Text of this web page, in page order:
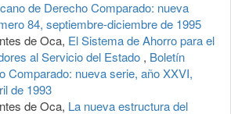
de Derecho Comparado: nueva
84, septiembre-diciembre de 1995
de Oca, El Sistema de Ahorro para el
al Servicio del Estado , Boletín
Comparado: nueva serie, año XXVI,
de 1993
de Oca, La nueva estructura del